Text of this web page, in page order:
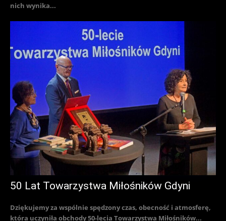
nich wynika...
50 Lat Towarzystwa Miłośników Gdyni
Dziękujemy za wspólnie spędzony czas, obecność i atmosferę,
która uczyniła obchody 50-lecia Towarzystwa Miłośników...